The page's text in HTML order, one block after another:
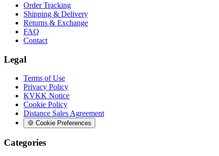
Order Tracking
Shipping & Delivery
Returns & Exchange
FAQ
Contact
Legal
Terms of Use
Privacy Policy
KVKK Notice
Cookie Policy
Distance Sales Agreement
🍪 Cookie Preferences
Categories